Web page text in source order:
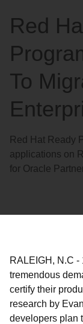
Red
To
Red Hat Ready
applications on
for Oracle
RALEIGH, N.C -
tremendous
certify their
research by
developers plan